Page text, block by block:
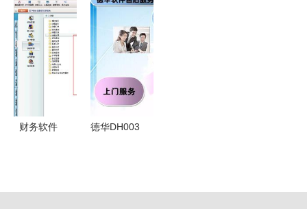
析 软件外
包服务如何
驱动新增长
件外包的转
型与未来
财务软件
德华DH003